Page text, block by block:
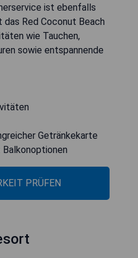
ist ebenfalls
Red Coconut Beach
wie Tauchen,
sowie entspannende
Getränkekarte
Balkonoptionen
PRÜFEN